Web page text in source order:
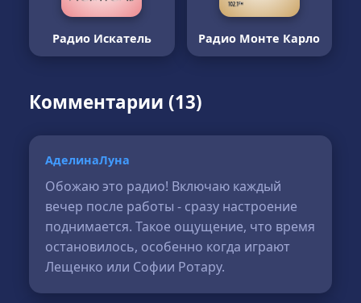
Радио Искатель Радио Монте Карло
Комментарии (13)
АделинаЛуна
Обожаю это радио! Включаю каждый
вечер после работы - сразу настроение
поднимается. Такое ощущение, что время
остановилось, особенно когда играют
Лещенко или Софии Ротару.